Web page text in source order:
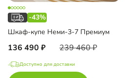
-43%
Шкаф-купе Неми-3-7 Премиум
136 490 239 460
Доступно для доставки